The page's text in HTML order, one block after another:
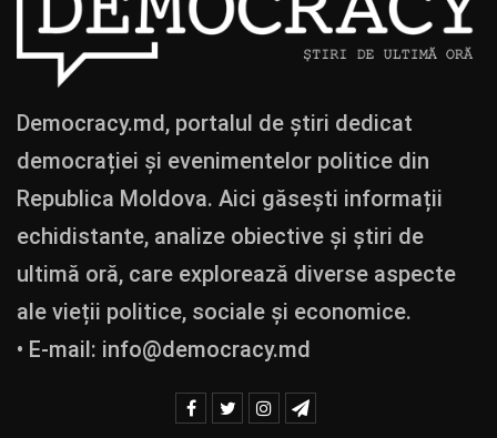
Democracy.md, portalul de știri dedicat
democrației și evenimentelor politice din
Republica Moldova. Aici găsești informații
echidistante, analize obiective și știri de
ultimă oră, care explorează diverse aspecte
ale vieții politice, sociale și economice.
• E-mail: info@democracy.md